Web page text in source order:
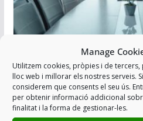
Manage
Utilitzem cookies, pròpies i de
lloc web i millorar els nostres serveis.
considerem que consents el seu ús.
per obtenir informació addicional
finalitat i la forma de gestionar-les.
CONSELL DE LA
(II)
30/01/2021